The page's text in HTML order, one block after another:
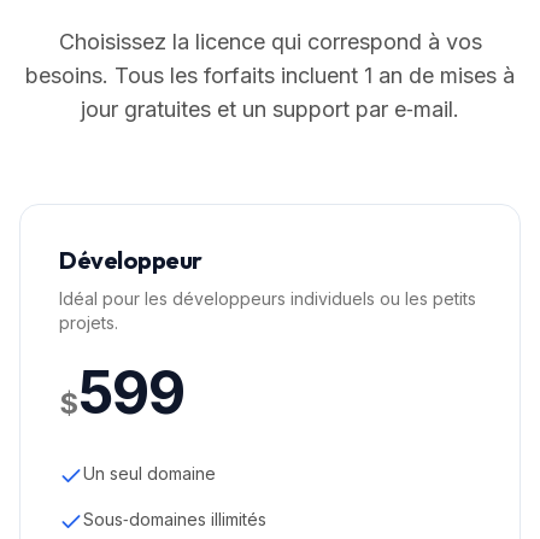
Choisissez la licence qui correspond à vos
besoins. Tous les forfaits incluent 1 an de mises à
jour gratuites et un support par e‑mail.
Développeur
Idéal pour les développeurs individuels ou les petits
projets.
$599
Un seul domaine
Sous‑domaines illimités